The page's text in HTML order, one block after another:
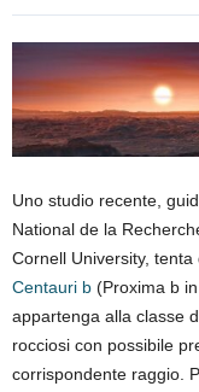
Uno studio recente,
National de la
Cornell University,
Centauri b (Proxima b
appartenga alla classe
rocciosi con possibile
corrispondente raggio.